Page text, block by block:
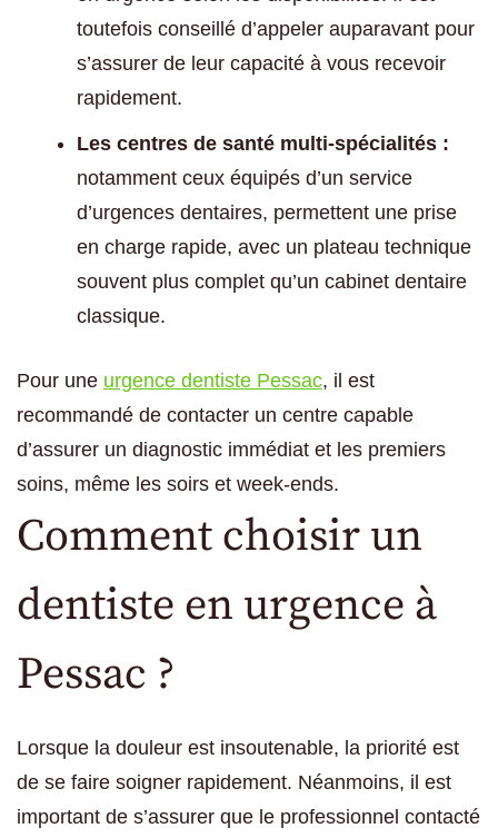
toutefois conseillé d’appeler auparavant pour
s’assurer de leur capacité à vous recevoir
rapidement.
Les centres de santé multi-spécialités :
notamment ceux équipés d’un service
d’urgences dentaires, permettent une prise
en charge rapide, avec un plateau technique
souvent plus complet qu’un cabinet dentaire
classique.
Pour une urgence dentiste Pessac, il est
recommandé de contacter un centre capable
d’assurer un diagnostic immédiat et les premiers
soins, même les soirs et week-ends.
Comment choisir un
dentiste en urgence à
Pessac ?
Lorsque la douleur est insoutenable, la priorité est
de se faire soigner rapidement. Néanmoins, il est
important de s’assurer que le professionnel contacté